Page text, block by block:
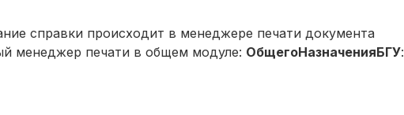
справки происходит в менеджере печати документа
менеджер печати в общем модуле: ОбщегоНазначенияБГУ: